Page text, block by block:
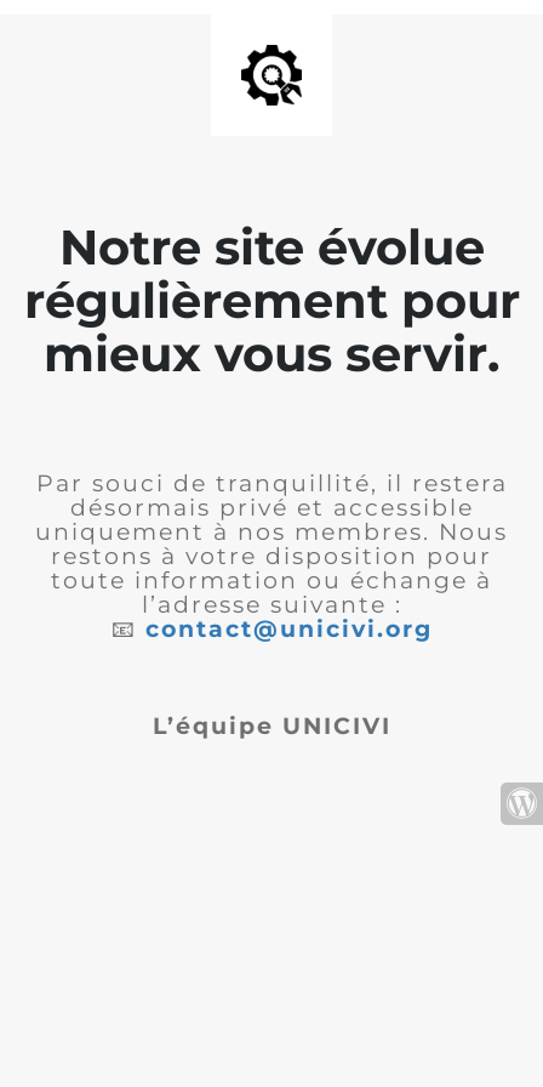
Notre site évolue
régulièrement pour
mieux vous servir.
Par souci de tranquillité, il restera
désormais privé et accessible
uniquement à nos membres. Nous
restons à votre disposition pour
toute information ou échange à
l’adresse suivante :
📧 contact@unicivi.org
L’équipe UNICIVI